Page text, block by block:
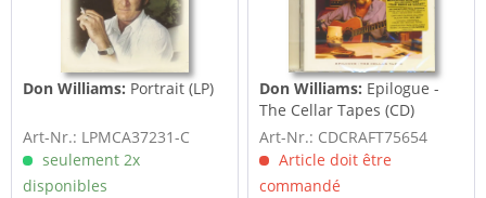
Don Williams: Portrait (LP)
Art-Nr.: LPMCA37231-C
seulement 2x
disponibles
Don Williams: Epilogue -
The Cellar Tapes (CD)
Art-Nr.: CDCRAFT75654
Article doit être
commandé